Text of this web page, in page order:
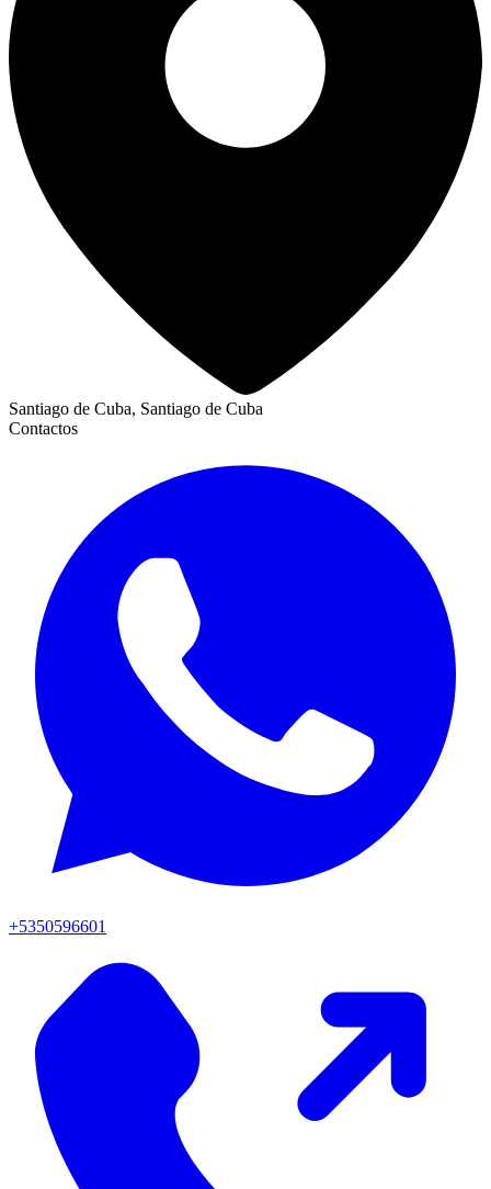
Santiago de Cuba, Santiago de Cuba
Contactos
+5350596601